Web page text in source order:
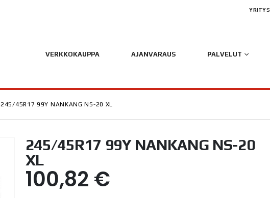
YRITYS
VERKKOKAUPPA AJANVARAUS PALVELUT
245/45R17 99Y NANKANG NS-20 XL
245/45R17 99Y NANKANG NS-20
XL
100,82 €